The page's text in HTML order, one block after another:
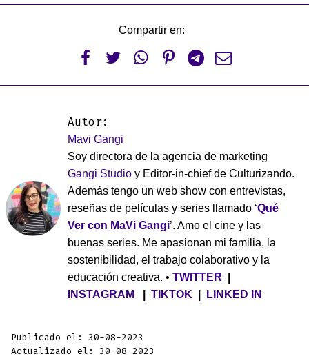
Compartir en:
     
Autor:
Mavi Gangi
Soy directora de la agencia de marketing
Gangi Studio y Editor-in-chief de Culturizando.
Además tengo un web show con entrevistas,
reseñas de películas y series llamado ‘Qué
Ver con MaVi Gangi’. Amo el cine y las
buenas series. Me apasionan mi familia, la
sostenibilidad, el trabajo colaborativo y la
educación creativa. • TWITTER
INSTAGRAM
TIKTOK LINKED IN
Publicado el: 30-08-2023
Actualizado el: 30-08-2023